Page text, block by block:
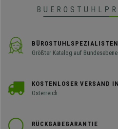
BÜROSTUHLSPEZIALISTEN
Größter Katalog auf Bundesebene
KOSTENLOSER VERSAND
Österreich
RÜCKGABEGARANTIE